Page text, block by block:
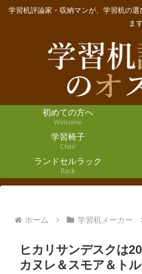
学習机評論家・収納マンが、学習机の
ま
初めての方へ
Welcome
学習椅子
Chair
ランドセルラック
Rack
ホーム 学習机メーカー
ヒカリサンデスクは
カヌレ＆スモア＆ト